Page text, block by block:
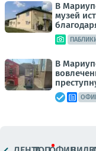
В
музей
В